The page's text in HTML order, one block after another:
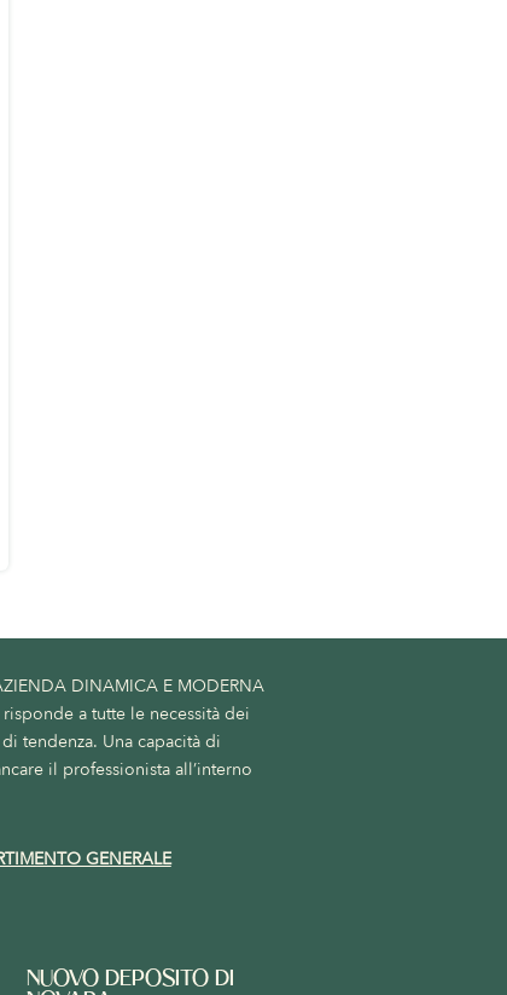
DINAMICA E MODERNA
a tutte le necessità dei
tendenza. Una capacità di
il professionista all’interno
GENERALE
NUOVO DEPOSITO DI